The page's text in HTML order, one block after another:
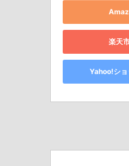
楽天
Yahoo!シ